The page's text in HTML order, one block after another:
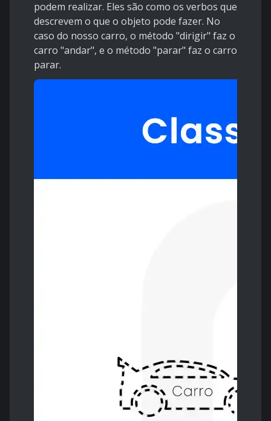
podem realizar. Eles são como os verbos que
descrevem o que o objeto pode fazer. No
caso do nosso carro, o método "dirigir" faz o
carro "andar", e o método "parar" faz o carro
parar.